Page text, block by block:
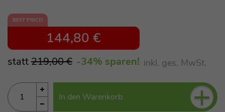
BEST PRICE!
144,80 €
statt219,00 € -34% sparen! inkl. ges. MwSt.
In den Warenkorb +